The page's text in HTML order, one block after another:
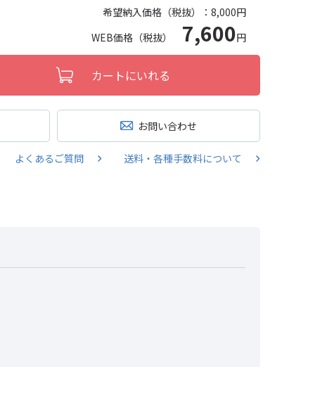
希望納入価格（税抜）： 8,000円
WEB価格（税抜） 7,600円
カートにいれる
お問い合わせ
よくあるご質問 送料・各種手数料について